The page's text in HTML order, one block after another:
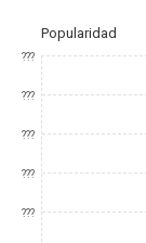
Popularidad
???
???
???
???
???